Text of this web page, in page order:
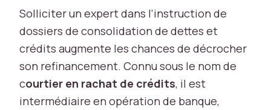
Solliciter un expert dans l’instruction de
dossiers de consolidation de dettes et
crédits augmente les chances de décrocher
son refinancement. Connu sous le nom de
courtier en rachat de crédits, il est
intermédiaire en opération de banque,
e
s
c
o
ki
e